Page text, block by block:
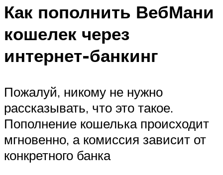
Как пополнить ВебМани
кошелек через
интернет-банкинг
Пожалуй, никому не нужно
рассказывать, что это такое.
Пополнение кошелька происходит
мгновенно, а комиссия зависит от
конкретного банка